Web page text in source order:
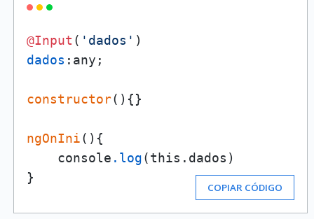
@Input ( 'dados'
dados :any;
constructor(){}
ngOnIni(){
    console
.log(this.dados)
}
COPIAR CÓDIGO